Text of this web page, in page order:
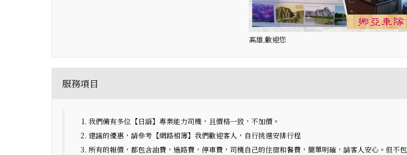
高雄,歡迎您
服務項目
我們備有多位【日語】專業能力司機，且價格一致，不加價。
建議的優惠，請參考【網路相簿】我們歡迎客人，自行挑選安排行程
所有的報價，都包含油費，過路費，停車費，司機自己的住宿和餐費，簡單明確，請客人安心。但不包